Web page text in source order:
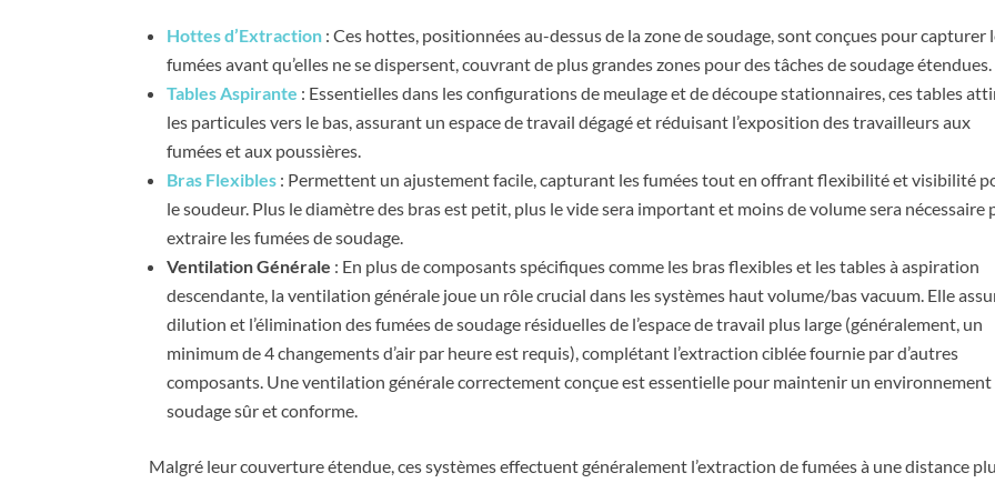
Hottes d’Extraction : Ces hottes, positionnées au-dessus de la zone de soudage, sont conçues pour capturer
fumées avant qu’elles ne se dispersent, couvrant de plus grandes zones pour des tâches de soudage étendues.
Tables Aspirante : Essentielles dans les configurations de meulage et de découpe stationnaires, ces tables
les particules vers le bas, assurant un espace de travail dégagé et réduisant l’exposition des travailleurs aux
fumées et aux poussières.
Bras Flexibles : Permettent un ajustement facile, capturant les fumées tout en offrant flexibilité et visibilité
le soudeur. Plus le diamètre des bras est petit, plus le vide sera important et moins de volume sera nécessaire
extraire les fumées de soudage.
Ventilation Générale : En plus de composants spécifiques comme les bras flexibles et les tables à aspiration
descendante, la ventilation générale joue un rôle crucial dans les systèmes haut volume/bas vacuum. Elle
dilution et l’élimination des fumées de soudage résiduelles de l’espace de travail plus large (généralement, un
minimum de 4 changements d’air par heure est requis), complétant l’extraction ciblée fournie par d’autres
composants. Une ventilation générale correctement conçue est essentielle pour maintenir un environnement
soudage sûr et conforme.
Malgré leur couverture étendue, ces systèmes effectuent généralement l’extraction de fumées à une distance